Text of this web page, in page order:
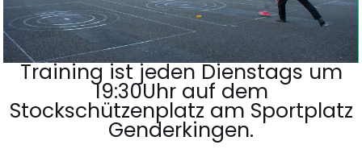
Training ist jeden Dienstags um
19:30Uhr auf dem
Stockschützenplatz am Sportplatz
Genderkingen.